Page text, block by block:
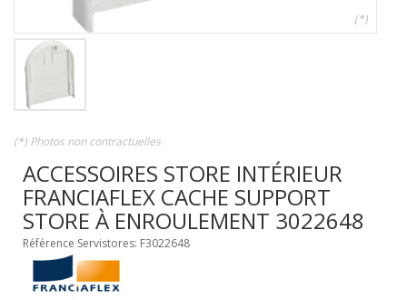
(*)
(*) Photos non contractuelles
ACCESSOIRES STORE INTÉRIEUR
FRANCIAFLEX CACHE SUPPORT
STORE À ENROULEMENT 3022648
Référence Servistores: F3022648